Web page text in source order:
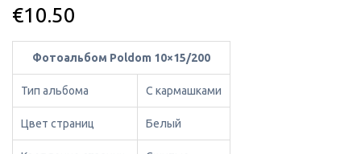
€10.50
Фотоальбом Poldom 10×15/200
Тип альбома С кармашками
Цвет страниц Белый